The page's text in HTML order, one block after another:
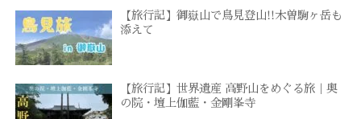
【旅行記】御嶽山で鳥見登山!!木曽駒ヶ岳も
添えて
【旅行記】世界遺産 高野山をめぐる旅｜奥
の院・壇上伽藍・金剛峯寺